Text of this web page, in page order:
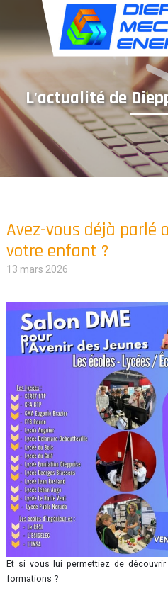
L'actualité de
Avez-vous déjà parlé
votre enfant ?
13 mars 2026
Et si vous lui permettiez de
formations ?
Panneau de gestion des cookies